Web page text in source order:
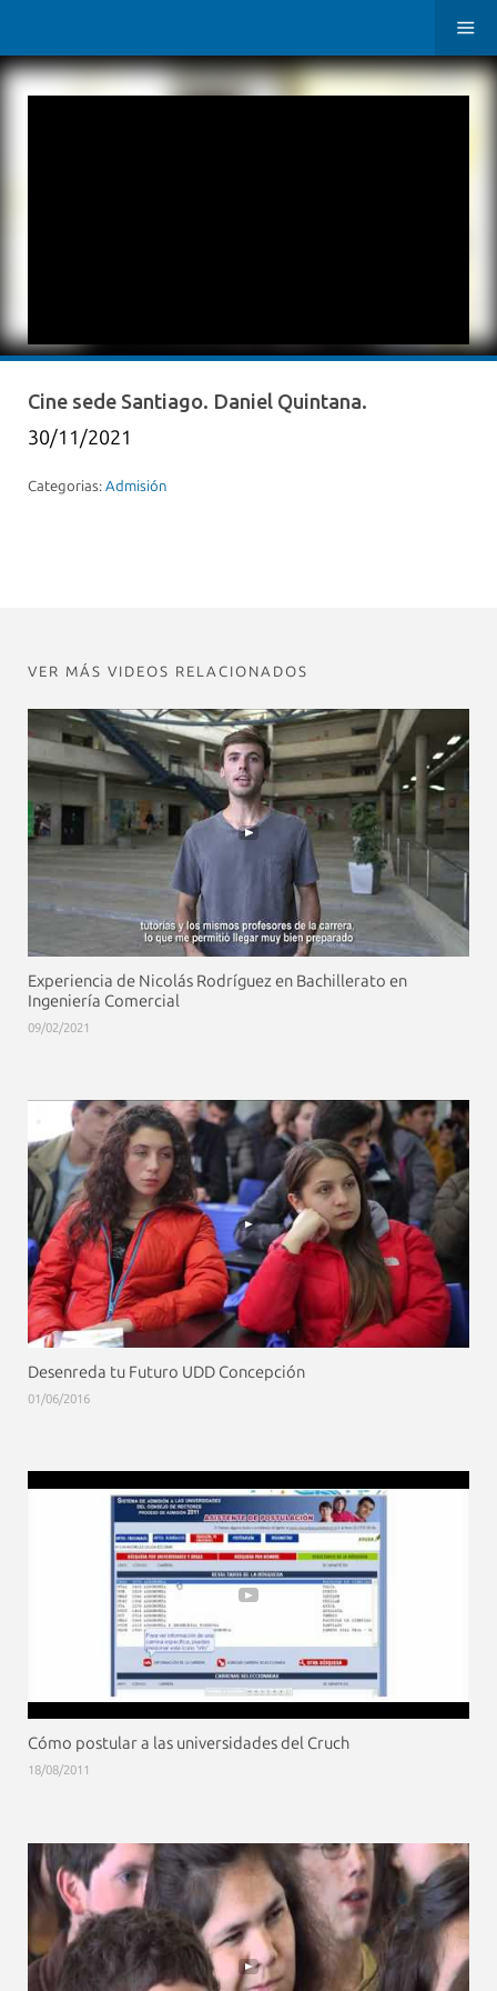
Cine sede Santiago. Daniel Quintana.
30/11/2021
Categorias: Admisión
VER MÁS VIDEOS RELACIONADOS
Experiencia de Nicolás Rodríguez en Bachillerato en
Ingeniería Comercial
09/02/2021
Desenreda tu Futuro UDD Concepción
01/06/2016
Cómo postular a las universidades del Cruch
18/08/2011